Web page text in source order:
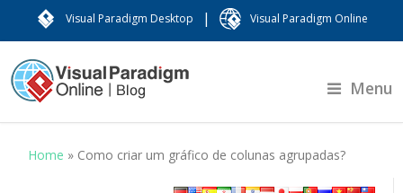
Visual Paradigm Desktop | Visual Paradigm Online
Menu
Home » Como criar um gráfico de colunas agrupadas?